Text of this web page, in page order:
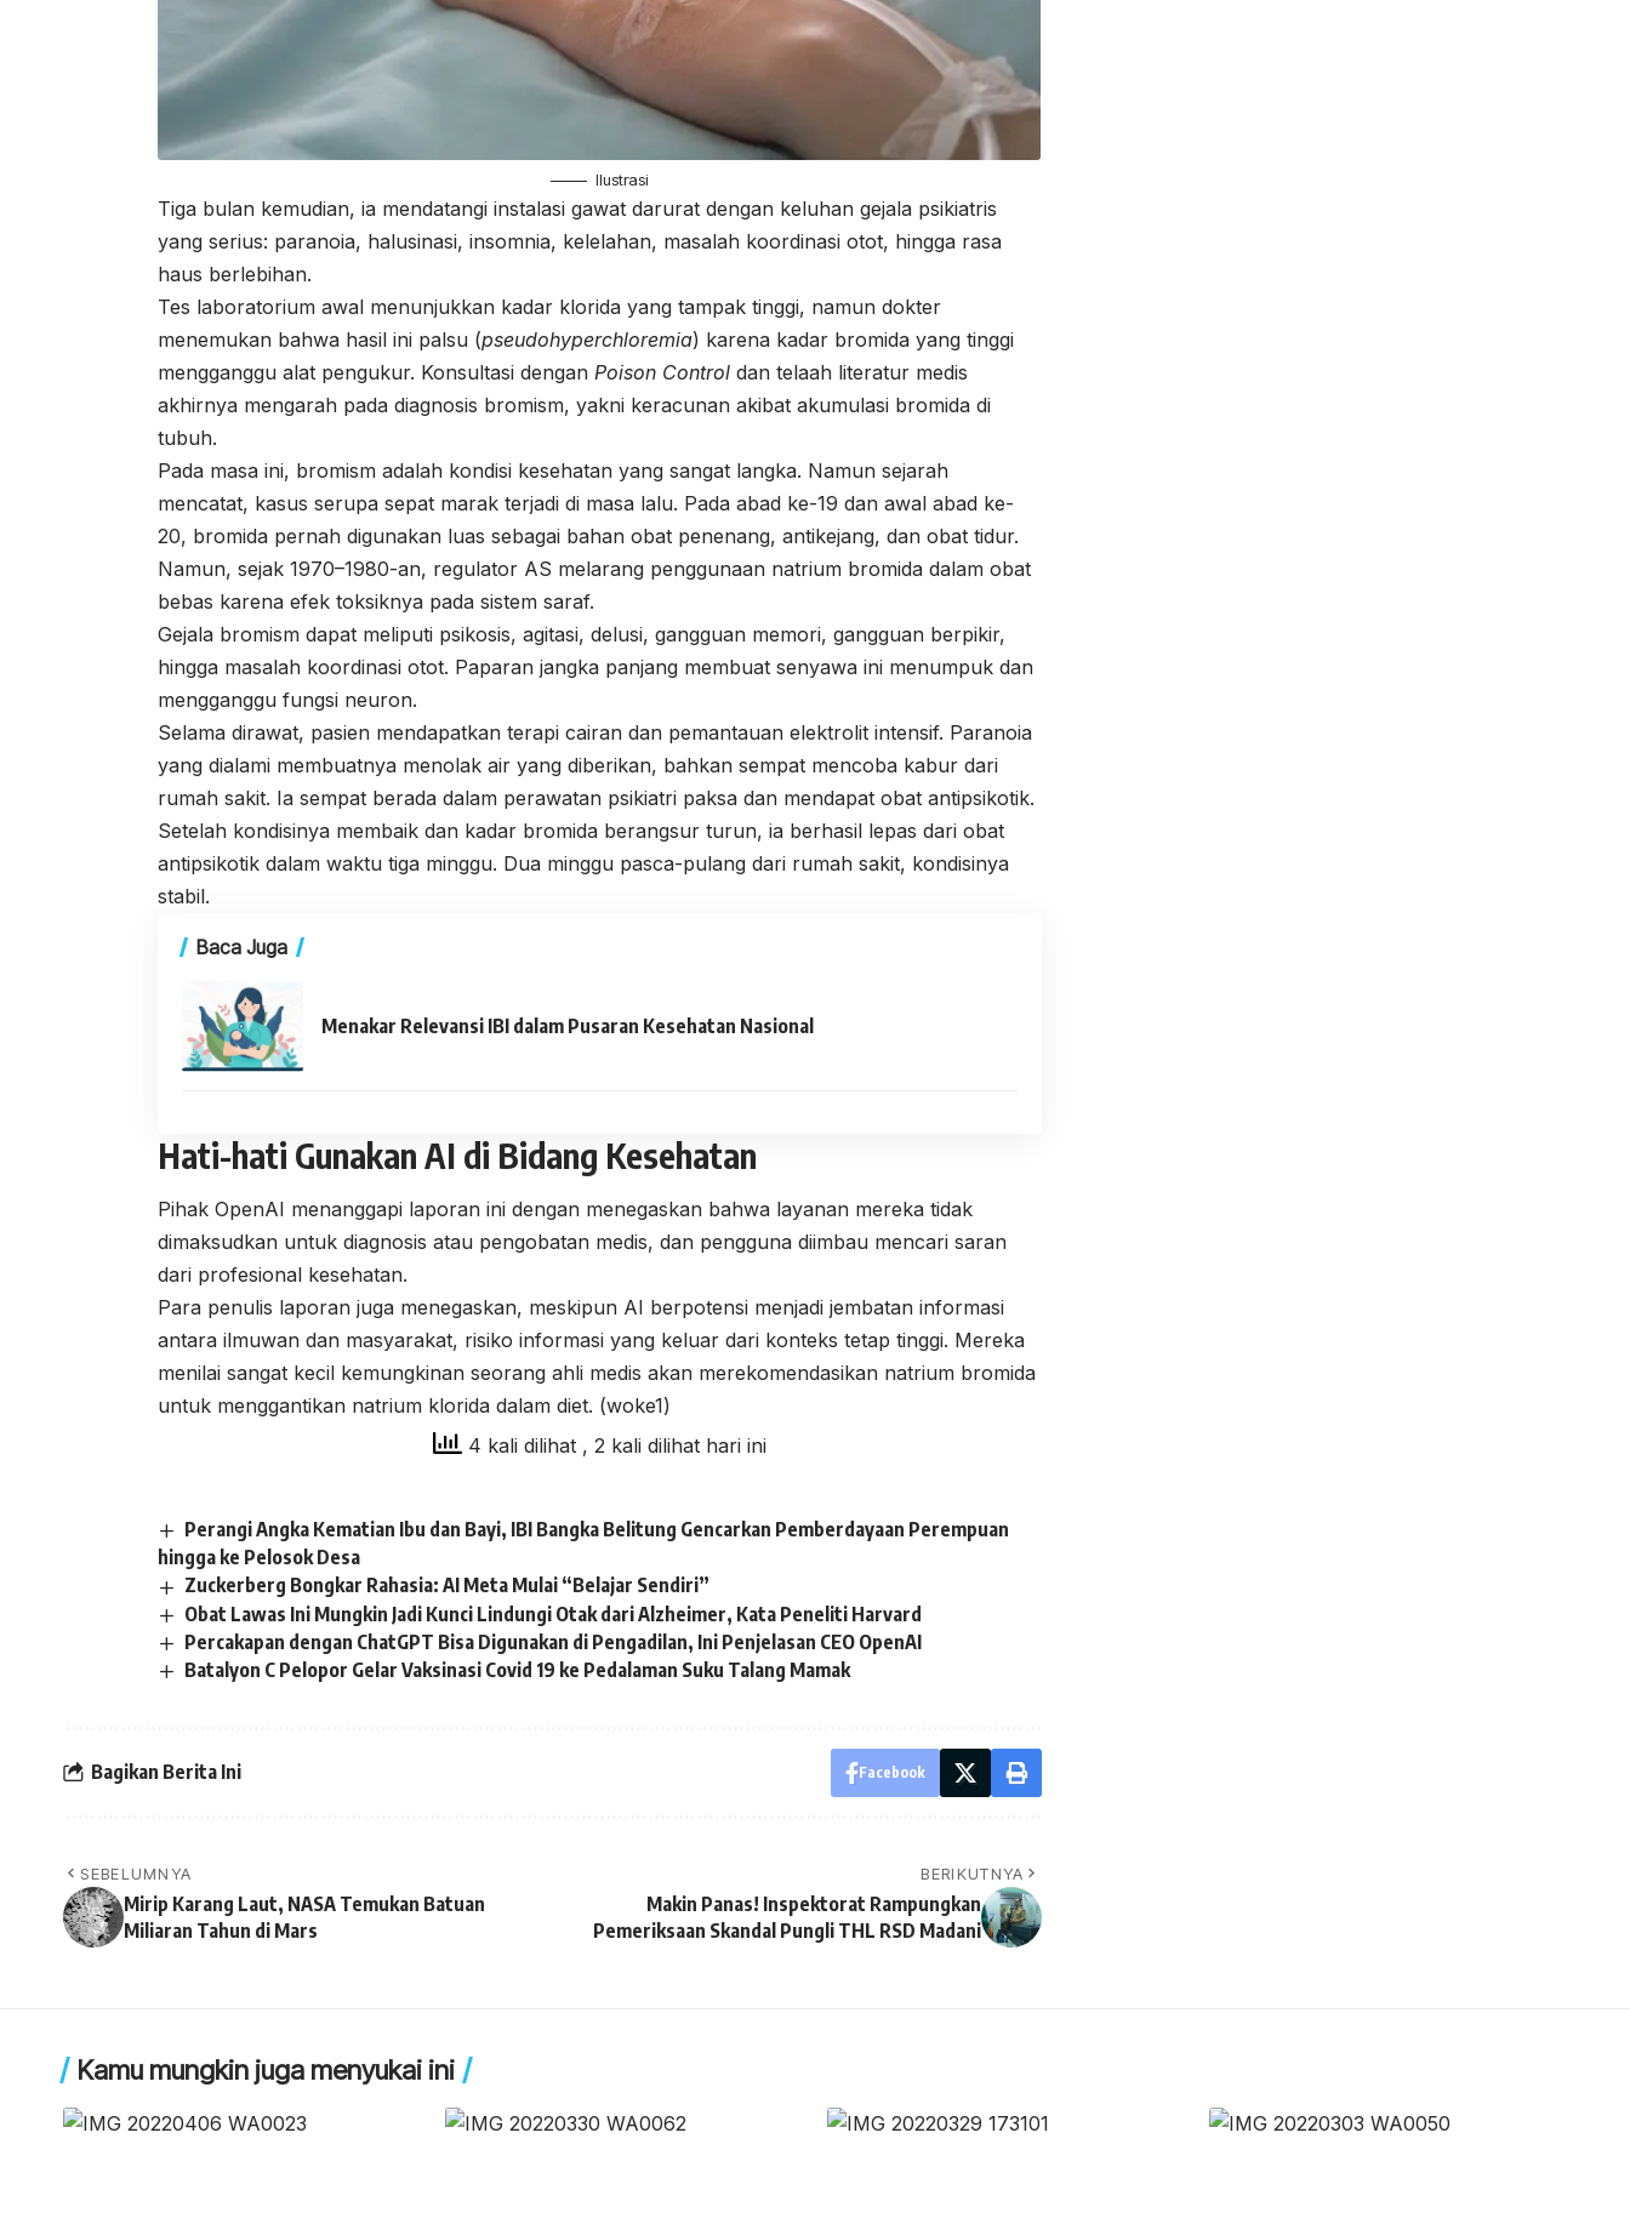
Ilustrasi
Tiga bulan kemudian, ia mendatangi instalasi gawat darurat dengan keluhan gejala psikiatris
yang serius: paranoia, halusinasi, insomnia, kelelahan, masalah koordinasi otot, hingga rasa
haus berlebihan.
Tes laboratorium awal menunjukkan kadar klorida yang tampak tinggi, namun dokter
menemukan bahwa hasil ini palsu (pseudohyperchloremia) karena kadar bromida yang tinggi
mengganggu alat pengukur. Konsultasi dengan Poison Control dan telaah literatur medis
akhirnya mengarah pada diagnosis bromism, yakni keracunan akibat akumulasi bromida di
tubuh.
Pada masa ini, bromism adalah kondisi kesehatan yang sangat langka. Namun sejarah
mencatat, kasus serupa sepat marak terjadi di masa lalu. Pada abad ke-19 dan awal abad ke-
20, bromida pernah digunakan luas sebagai bahan obat penenang, antikejang, dan obat tidur.
Namun, sejak 1970–1980-an, regulator AS melarang penggunaan natrium bromida dalam obat
bebas karena efek toksiknya pada sistem saraf.
Gejala bromism dapat meliputi psikosis, agitasi, delusi, gangguan memori, gangguan berpikir,
hingga masalah koordinasi otot. Paparan jangka panjang membuat senyawa ini menumpuk dan
mengganggu fungsi neuron.
Selama dirawat, pasien mendapatkan terapi cairan dan pemantauan elektrolit intensif. Paranoia
yang dialami membuatnya menolak air yang diberikan, bahkan sempat mencoba kabur dari
rumah sakit. Ia sempat berada dalam perawatan psikiatri paksa dan mendapat obat antipsikotik.
Setelah kondisinya membaik dan kadar bromida berangsur turun, ia berhasil lepas dari obat
antipsikotik dalam waktu tiga minggu. Dua minggu pasca-pulang dari rumah sakit, kondisinya
stabil.
Baca Juga
Menakar Relevansi IBI dalam Pusaran Kesehatan Nasional
Hati-hati Gunakan AI di Bidang Kesehatan
Pihak OpenAI menanggapi laporan ini dengan menegaskan bahwa layanan mereka tidak
dimaksudkan untuk diagnosis atau pengobatan medis, dan pengguna diimbau mencari saran
dari profesional kesehatan.
Para penulis laporan juga menegaskan, meskipun AI berpotensi menjadi jembatan informasi
antara ilmuwan dan masyarakat, risiko informasi yang keluar dari konteks tetap tinggi. Mereka
menilai sangat kecil kemungkinan seorang ahli medis akan merekomendasikan natrium bromida
untuk menggantikan natrium klorida dalam diet. (woke1)
4 kali dilihat , 2 kali dilihat hari ini
Perangi Angka Kematian Ibu dan Bayi, IBI Bangka Belitung Gencarkan Pemberdayaan Perempuan
hingga ke Pelosok Desa
Zuckerberg Bongkar Rahasia: AI Meta Mulai “Belajar Sendiri”
Obat Lawas Ini Mungkin Jadi Kunci Lindungi Otak dari Alzheimer, Kata Peneliti Harvard
Percakapan dengan ChatGPT Bisa Digunakan di Pengadilan, Ini Penjelasan CEO OpenAI
Batalyon C Pelopor Gelar Vaksinasi Covid 19 ke Pedalaman Suku Talang Mamak
Bagikan Berita Ini Facebook
SEBELUMNYA
Mirip Karang Laut, NASA Temukan Batuan
Miliaran Tahun di Mars
BERIKUTNYA
Makin Panas! Inspektorat Rampungkan
Pemeriksaan Skandal Pungli THL RSD Madani
Kamu mungkin juga menyukai ini